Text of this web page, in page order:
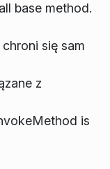
base method.
się sam
z
is